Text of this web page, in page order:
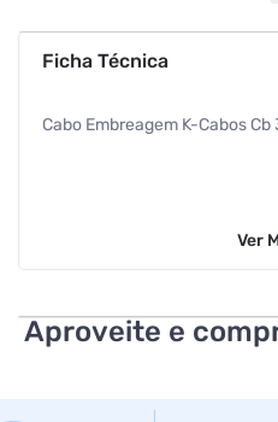
Ficha Técnica
Cabo Embreagem K-Cabos Cb
Ver
Aproveite e